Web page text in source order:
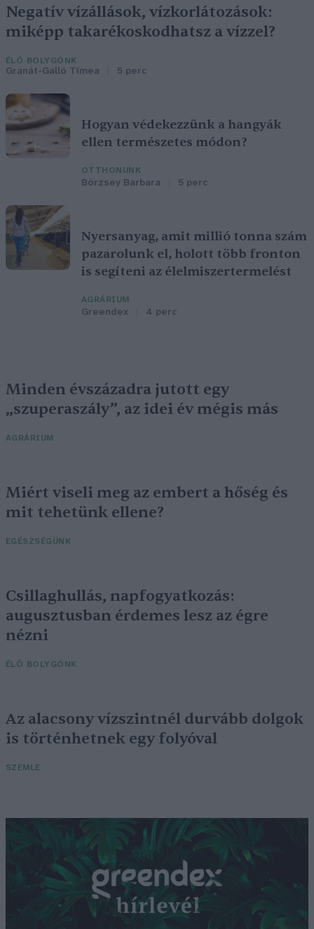
Negatív vízállások, vízkorlátozások:
miképp takarékoskodhatsz a vízzel?
ÉLŐ BOLYGÓNK
Granát-Galló Tímea 5 perc
Hogyan védekezzünk a hangyák
ellen természetes módon?
OTTHONUNK
Börzsey Barbara 5 perc
Nyersanyag, amit millió tonna szám
pazarolunk el, holott több fronton
is segíteni az élelmiszertermelést
AGRÁRIUM
Greendex 4 perc
Minden évszázadra jutott egy
„szuperaszály”, az idei év mégis más
AGRÁRIUM
Miért viseli meg az embert a hőség és
mit tehetünk ellene?
EGÉSZSÉGÜNK
Csillaghullás, napfogyatkozás:
augusztusban érdemes lesz az égre
nézni
ÉLŐ BOLYGÓNK
Az alacsony vízszintnél durvább dolgok
is történhetnek egy folyóval
SZEMLE